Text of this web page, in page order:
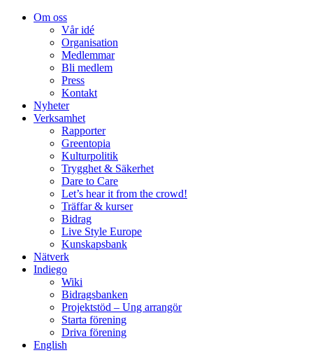
Om oss
Vår idé
Organisation
Medlemmar
Bli medlem
Press
Kontakt
Nyheter
Verksamhet
Rapporter
Greentopia
Kulturpolitik
Trygghet & Säkerhet
Dare to Care
Let’s hear it from the crowd!
Träffar & kurser
Bidrag
Live Style Europe
Kunskapsbank
Nätverk
Indiego
Wiki
Bidragsbanken
Projektstöd – Ung arrangör
Starta förening
Driva förening
English